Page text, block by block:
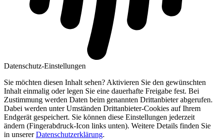
Datenschutz-Einstellungen
Sie möchten diesen Inhalt sehen? Aktivieren Sie den gewünschten
Inhalt einmalig oder legen Sie eine dauerhafte Freigabe fest. Bei
Zustimmung werden Daten beim genannten Drittanbieter abgerufen.
Dabei werden unter Umständen Drittanbieter-Cookies auf Ihrem
Endgerät gespeichert. Sie können diese Einstellungen jederzeit
ändern (Fingerabdruck-Icon links unten). Weitere Details finden Sie
in unsererDatenschutzerklärung.